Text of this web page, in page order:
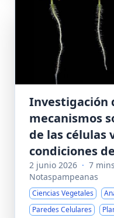
Investigación
mecanismos
de las células
condiciones
2 junio 2026 · 7 mins
Notaspampeanas
Ciencias Vegetales
Paredes Celulares